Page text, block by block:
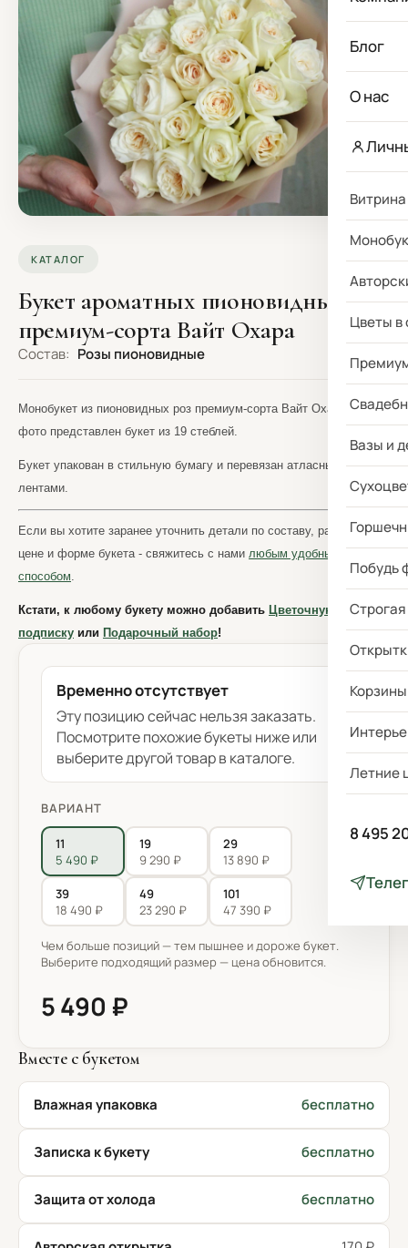
Блог
О нас
Цветы в
Вазы и
Побудь
Летние
8 495
КАТАЛОГ
Букет ароматных пионовидных роз
премиум-сорта Вайт Охара
Состав: Розы пионовидные
Монобукет из пионовидных роз премиум-сорта Вайт Охара
. На
фото представлен букет из 19 стеблей.
Букет упакован в стильную бумагу и перевязан атласными
лентами.
Если вы хотите заранее уточнить детали по составу, размеру,
цене и форме букета - свяжитесь с нами любым удобным
способом.
Кстати, к любому букету можно добавить Цветочную
подписку или Подарочный набор!
Временно отсутствует
Эту позицию сейчас нельзя заказать.
Посмотрите похожие букеты ниже или
выберите другой товар в каталоге.
ВАРИАНТ
11
5 490 ₽
19
9 290 ₽
29
13 890 ₽
39
18 490 ₽
49
23 290 ₽
101
47 390 ₽
Чем больше позиций — тем пышнее и дороже букет.
Выберите подходящий размер — цена обновится.
5 490 ₽
Вместе с букетом
Влажная упаковка бесплатно
Записка к букету бесплатно
Защита от холода бесплатно